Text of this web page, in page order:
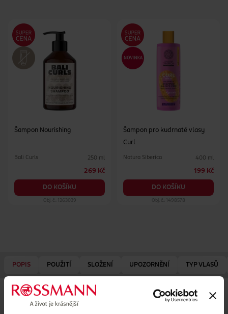
Šampon Nourishing
Bali Curls 250 ml
269 Kč
DO KOŠÍKU
Obj. č.: 1263039
Šampon pro kudrnaté vlasy
Curl
Natura Siberica 400 ml
199 Kč
DO KOŠÍKU
Obj. č.: 1498578
POPIS POUŽITÍ SLOŽENÍ UPOZORNĚNÍ TYP VLASŮ
Hydratační šampon Fructis Curly Hair pro suché vlnité a
kudrnaté vlasy hydratuje vlasové vlákno a napomáhá čistit
vlny a kudrny. Složení je obohaceno o náš 5% hydratační